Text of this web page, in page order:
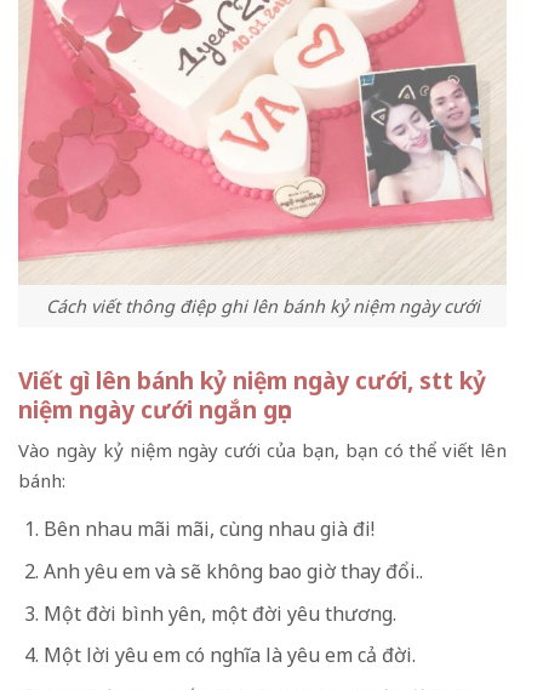
Cách viết thông điệp ghi lên bánh kỷ niệm ngày cưới
Viết gì lên bánh kỷ niệm ngày cưới, stt kỷ
niệm ngày cưới ngắn gọn
Vào ngày kỷ niệm ngày cưới của bạn, bạn có thể viết lên
bánh:
Bên nhau mãi mãi, cùng nhau già đi!
Anh yêu em và sẽ không bao giờ thay đổi..
Một đời bình yên, một đời yêu thương.
Một lời yêu em có nghĩa là yêu em cả đời.